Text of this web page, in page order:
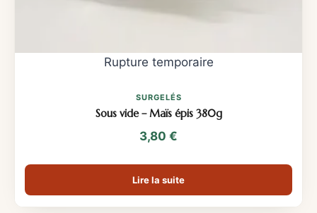
SURGELÉS
Sous vide – Maïs épis 380g
3,80 €
Lire la suite